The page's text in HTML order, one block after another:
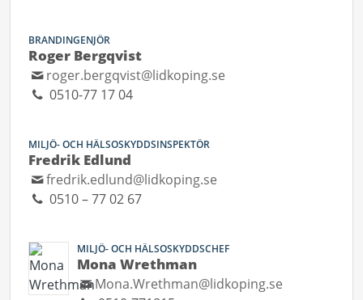
BRANDINGENJÖR
Roger Bergqvist
roger.bergqvist@lidkoping.se
0510-77 17 04
MILJÖ- OCH HÄLSOSKYDDSINSPEKTÖR
Fredrik Edlund
fredrik.edlund@lidkoping.se
0510 – 77 02 67
MILJÖ- OCH HÄLSOSKYDDSCHEF
Mona Wrethman
Mona.Wrethman@lidkoping.se